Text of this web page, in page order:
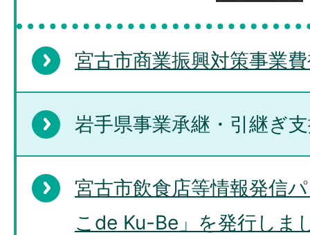
宮古市商業振興対策事業
岩手県事業承継・引継ぎ
宮古市飲食店等情報発信
こde Ku-Be」を発行しま